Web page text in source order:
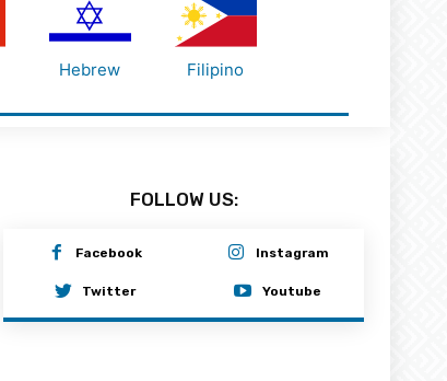
Hebrew Filipino
FOLLOW US:
Facebook Instagram
Twitter Youtube